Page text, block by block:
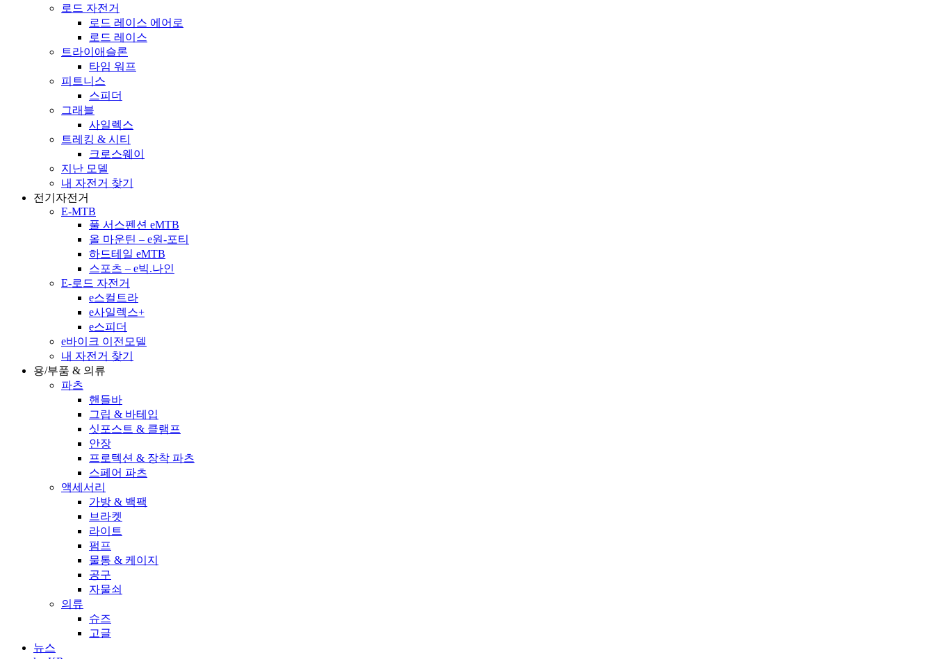
로드 자전거
로드 레이스 에어로
로드 레이스
트라이애슬론
타임 워프
피트니스
스피더
그래블
사일렉스
트레킹 & 시티
크로스웨이
지난 모델
내 자전거 찾기
전기자전거
E-MTB
풀 서스펜션 eMTB
올 마운틴 – e원-포티
하드테일 eMTB
스포츠 – e빅.나인
E-로드 자전거
e스컬트라
e사일렉스+
e스피더
e바이크 이전모델
내 자전거 찾기
용/부품 & 의류
파츠
핸들바
그립 & 바테입
싯포스트 & 클램프
안장
프로텍션 & 장착 파츠
스페어 파츠
액세서리
가방 & 백팩
브라켓
라이트
펌프
물통 & 케이지
공구
자물쇠
의류
슈즈
고글
뉴스